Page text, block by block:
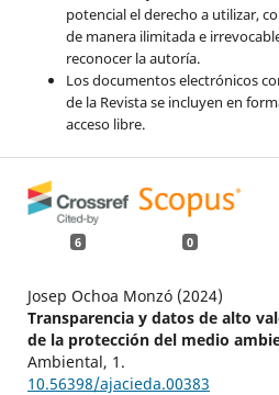
potencial el derecho a utilizar,
de manera ilimitada e
reconocer la autoría.
Los documentos electrónicos
de la Revista se incluyen en
acceso libre.
6 0
Josep Ochoa Monzó (2024)
Transparencia y datos de alto
de la protección del medio
Ambiental, 1.
10.56398/ajacieda.00383